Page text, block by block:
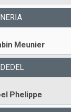
NERIA
Meunier
DEDEL
Phelippe